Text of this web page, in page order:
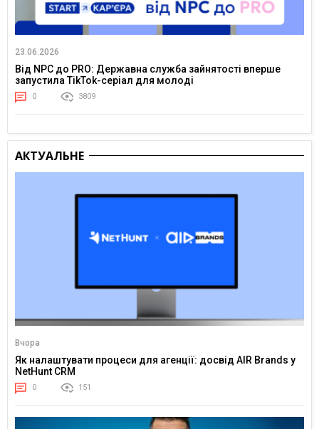
23.06.2026
Від NPC до PRO: Державна служба зайнятості вперше
запустила TikTok-серіал для молоді
0 3809
АКТУАЛЬНЕ
Вчора
Як налаштувати процеси для агенції: досвід AIR Brands у
NetHunt CRM
0 151